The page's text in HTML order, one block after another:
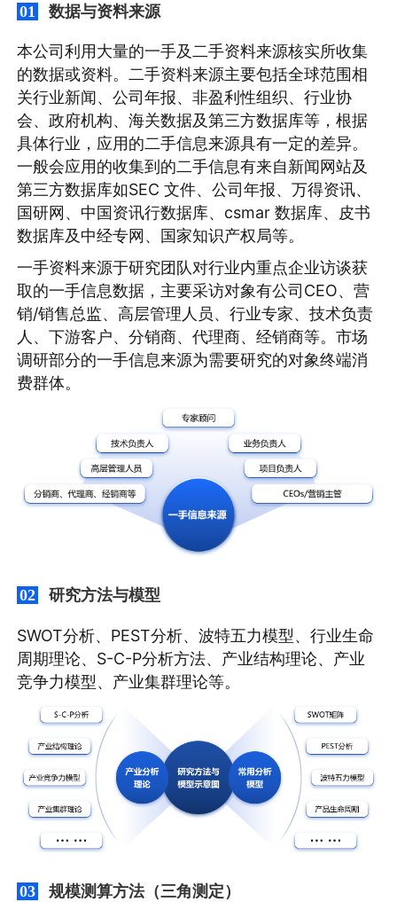
01 数据与资料来源
本公司利用大量的一手及二手资料来源核实所收集
的数据或资料。二手资料来源主要包括全球范围相
关行业新闻、公司年报、非盈利性组织、行业协
会、政府机构、海关数据及第三方数据库等，根据
具体行业，应用的二手信息来源具有一定的差异。
一般会应用的收集到的二手信息有来自新闻网站及
第三方数据库如SEC 文件、公司年报、万得资讯、
国研网、中国资讯行数据库、csmar 数据库、皮书
数据库及中经专网、国家知识产权局等。
一手资料来源于研究团队对行业内重点企业访谈获
取的一手信息数据，主要采访对象有公司CEO、营
销/销售总监、高层管理人员、行业专家、技术负责
人、下游客户、分销商、代理商、经销商等。市场
调研部分的一手信息来源为需要研究的对象终端消
费群体。
02 研究方法与模型
SWOT分析、PEST分析、波特五力模型、行业生命
周期理论、S-C-P分析方法、产业结构理论、产业
竞争力模型、产业集群理论等。
03 规模测算方法（三角测定）